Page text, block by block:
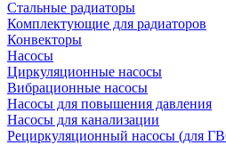
Стальные радиаторы
Комплектующие для радиаторов
Конвекторы
Насосы
Циркуляционные насосы
Вибрационные насосы
Насосы для повышения давления
Насосы для канализации
Рециркуляционный насосы (для